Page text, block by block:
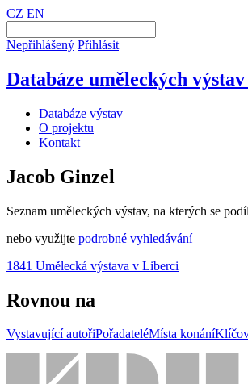
CZ EN
Nepřihlášený Přihlásit
Databáze uměleckých
Databáze výstav
O projektu
Kontakt
Jacob Ginzel
Seznam uměleckých výstav, na kterých se
nebo využijte podrobné vyhledávání
1841 Umělecká výstava v Liberci
Rovnou na
Vystavující autořiPořadateléMísta konání